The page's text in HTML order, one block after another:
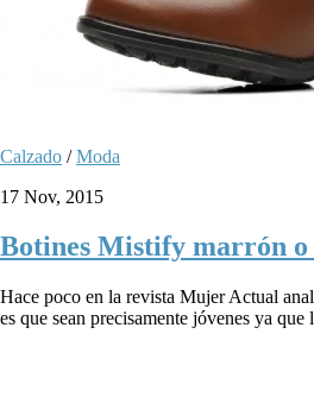
Calzado /Moda
17 Nov, 2015
Botines Mistify marrón o
Hace poco en la revista Mujer Actual
es que sean precisamente jóvenes ya que